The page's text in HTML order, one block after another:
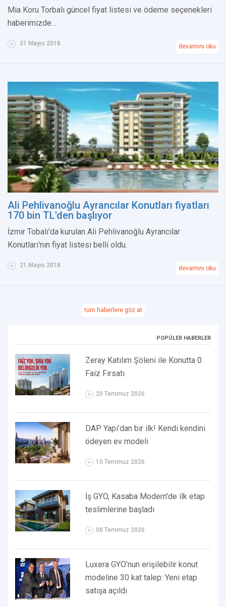
Mia Koru Torbalı güncel fiyat listesi ve ödeme seçenekleri
haberimizde…
31 Mayıs 2018 devamını oku
Ali Pehlivanoğlu Ayrancılar Konutları fiyatları
170 bin TL'den başlıyor
İzmir Tobalı'da kurulan Ali Pehlivanoğlu Ayrancılar
Konutları'nın fiyat listesi belli oldu.
21 Mayıs 2018 devamını oku
tüm haberlere göz at
POPÜLER HABERLER
Zeray Katılım Şöleni ile Konutta 0
Faiz Fırsatı
20 Temmuz 2026
DAP Yapı’dan bir ilk! Kendi kendini
ödeyen ev modeli
10 Temmuz 2026
İş GYO, Kasaba Modern'de ilk etap
teslimlerine başladı
08 Temmuz 2026
Luxera GYO'nun erişilebilir konut
modeline 30 kat talep: Yeni etap
satışa açıldı